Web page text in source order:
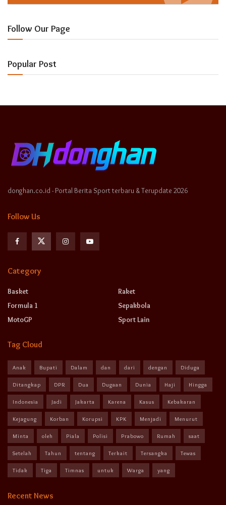
Follow Our Page
Popular Post
donghan.co.id - Portal Berita Sport terbaru & Terupdate 2026
Follow Us
Category
Basket
Formula 1
MotoGP
Raket
Sepakbola
Sport Lain
Tag Cloud
Anak Bupati Dalam dan dari dengan Diduga
Ditangkap DPR Dua Dugaan Dunia Haji Hingga
Indonesia Jadi Jakarta Karena Kasus Kebakaran
Kejagung Korban Korupsi KPK Menjadi Menurut
Minta oleh Piala Polisi Prabowo Rumah saat
Setelah Tahun tentang Terkait Tersangka Tewas
Tidak Tiga Timnas untuk Warga yang
Recent News